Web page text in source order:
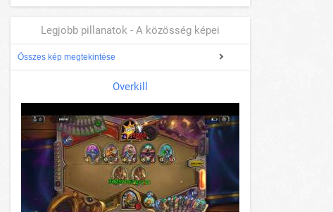
Legjobb pillanatok - A közösség képei
Összes kép megtekintése
Overkill